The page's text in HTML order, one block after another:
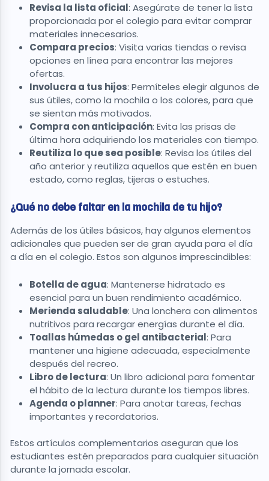
Revisa la lista oficial: Asegúrate de tener la lista
proporcionada por el colegio para evitar comprar
materiales innecesarios.
Compara precios: Visita varias tiendas o revisa
opciones en línea para encontrar las mejores
ofertas.
Involucra a tus hijos: Permíteles elegir algunos de
sus útiles, como la mochila o los colores, para que
se sientan más motivados.
Compra con anticipación: Evita las prisas de
última hora adquiriendo los materiales con tiempo.
Reutiliza lo que sea posible: Revisa los útiles del
año anterior y reutiliza aquellos que estén en buen
estado, como reglas, tijeras o estuches.
¿Qué no debe faltar en la mochila de tu hijo?
Además de los útiles básicos, hay algunos elementos
adicionales que pueden ser de gran ayuda para el día
a día en el colegio. Estos son algunos imprescindibles:
Botella de agua: Mantenerse hidratado es
esencial para un buen rendimiento académico.
Merienda saludable: Una lonchera con alimentos
nutritivos para recargar energías durante el día.
Toallas húmedas o gel antibacterial: Para
mantener una higiene adecuada, especialmente
después del recreo.
Libro de lectura: Un libro adicional para fomentar
el hábito de la lectura durante los tiempos libres.
Agenda o planner: Para anotar tareas, fechas
importantes y recordatorios.
Estos artículos complementarios aseguran que los
estudiantes estén preparados para cualquier situación
durante la jornada escolar.